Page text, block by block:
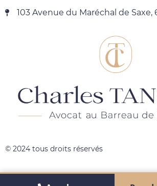
103 Avenue du Maréchal de Saxe,
© 2024 tous droits réservés​